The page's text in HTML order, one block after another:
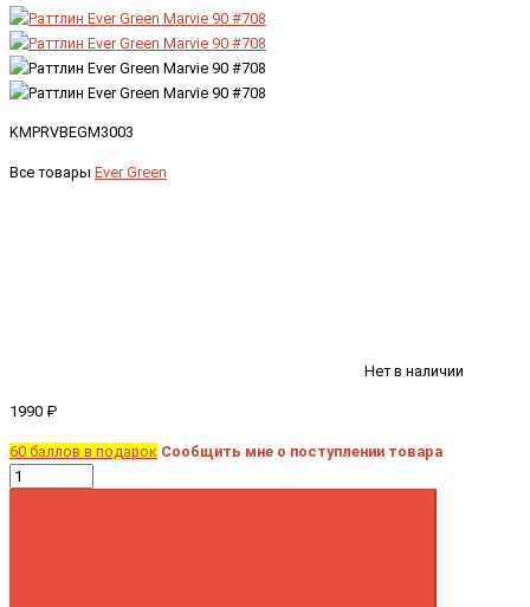
KMPRVBEGM3003
Все товары Ever Green
Нет в наличии
1990 ₽
60 баллов в подарок Сообщить мне о поступлении товара